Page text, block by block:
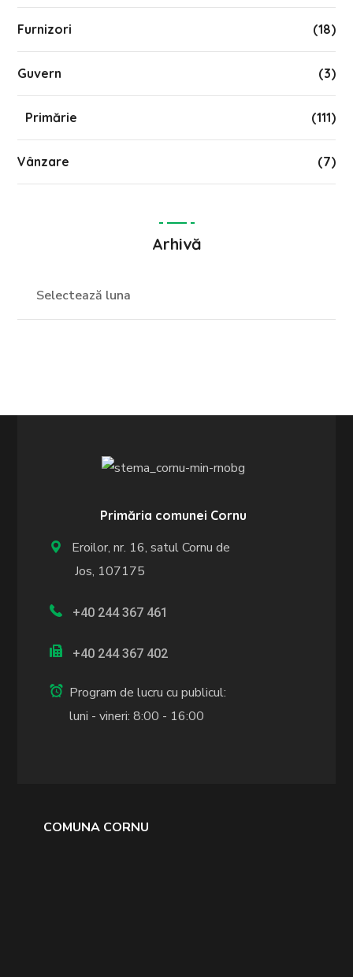
Furnizori (18)
Guvern (3)
Primărie (111)
Vânzare (7)
Arhivă
Primăria comunei Cornu
Eroilor, nr. 16, satul Cornu de
Jos, 107175
+40 244 367 461
+40 244 367 402
Program de lucru cu publicul:
luni - vineri: 8:00 - 16:00
COMUNA CORNU